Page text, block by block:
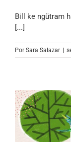
Bill ke ngütram
[...]
Por Sara Salazar